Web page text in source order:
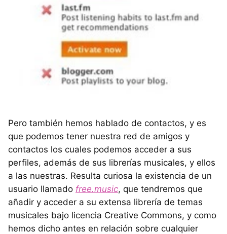
Pero también hemos hablado de contactos, y es
que podemos tener nuestra red de amigos y
contactos los cuales podemos acceder a sus
perfiles, además de sus librerías musicales, y ellos
a las nuestras. Resulta curiosa la existencia de un
usuario llamado free.music, que tendremos que
añadir y acceder a su extensa librería de temas
musicales bajo licencia Creative Commons, y como
hemos dicho antes en relación sobre cualquier